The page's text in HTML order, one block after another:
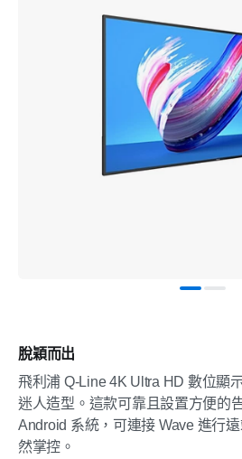
脫穎而出
飛利浦 Q-Line 4K Ultra HD 數位顯
迷人造型。這款可靠且設置方便的
Android 系統，可連接 Wave 進行
然掌控。